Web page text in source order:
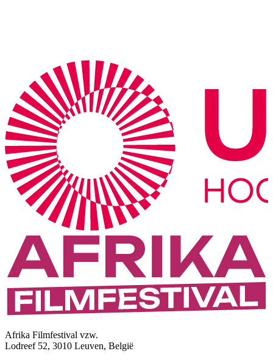
Afrika Filmfestival vzw.
Lodreef 52, 3010 Leuven, België